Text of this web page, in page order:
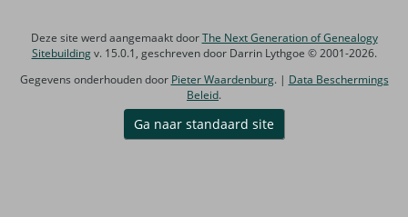
Deze site werd aangemaakt doorThe Next Generation of Genealogy
Sitebuildingv. 15.0.1, geschreven door Darrin Lythgoe © 2001-2026.
Gegevens onderhouden door Pieter Waardenburg. | Data Beschermings
Beleid.
Ga naar standaard site